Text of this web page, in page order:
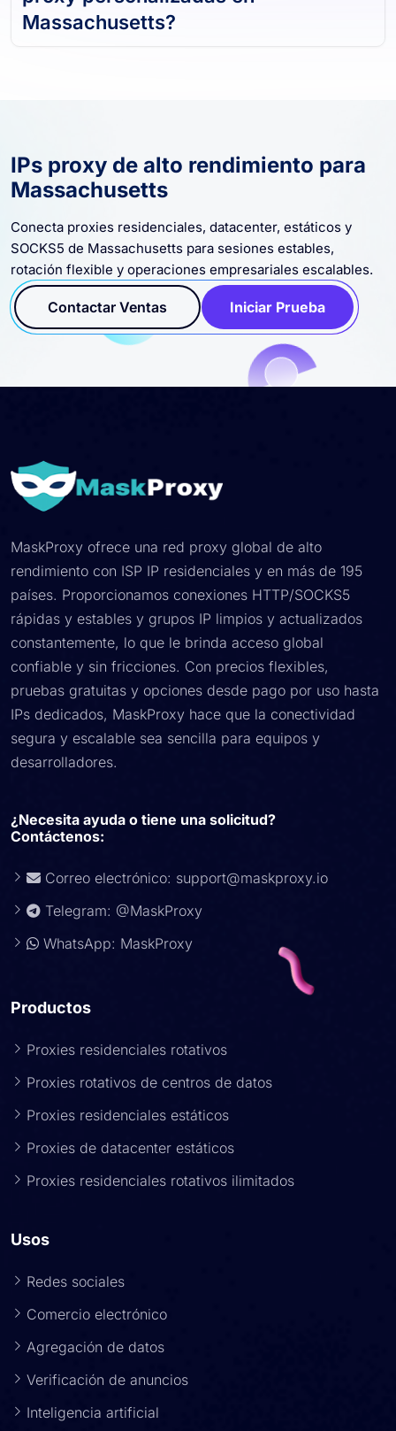
Massachusetts?
IPs proxy de alto rendimiento para
Massachusetts
Conecta proxies residenciales, datacenter, estáticos y
SOCKS5 de Massachusetts para sesiones estables,
rotación flexible y operaciones empresariales escalables.
Contactar Ventas Iniciar Prueba
MaskProxy ofrece una red proxy global de alto
rendimiento con ISP IP residenciales y en más de 195
países. Proporcionamos conexiones HTTP/SOCKS5
rápidas y estables y grupos IP limpios y actualizados
constantemente, lo que le brinda acceso global
confiable y sin fricciones. Con precios flexibles,
pruebas gratuitas y opciones desde pago por uso hasta
IPs dedicados, MaskProxy hace que la conectividad
segura y escalable sea sencilla para equipos y
desarrolladores.
¿Necesita ayuda o tiene una solicitud?
Contáctenos:
Correo electrónico: support@maskproxy.io
Telegram: @MaskProxy
WhatsApp: MaskProxy
Productos
Proxies residenciales rotativos
Proxies rotativos de centros de datos
Proxies residenciales estáticos
Proxies de datacenter estáticos
Proxies residenciales rotativos ilimitados
Usos
Redes sociales
Comercio electrónico
Agregación de datos
Verificación de anuncios
Inteligencia artificial